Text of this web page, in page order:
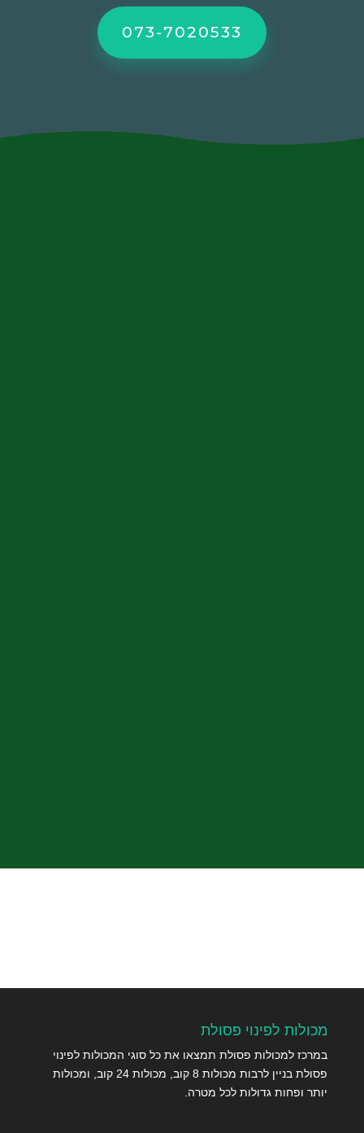
073-7020533
מכולות לפינוי פסולת
במרכז למכולות פסולת תמצאו את כל סוגי המכולות לפינוי
פסולת בניין לרבות מכולות 8 קוב, מכולות 24 קוב, ומכולות
יותר ופחות גדולות לכל מטרה.